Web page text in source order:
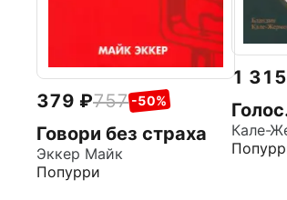
379 757 -50%
Говори без страха
Эккер Майк
Попурри
1 315
Кале-